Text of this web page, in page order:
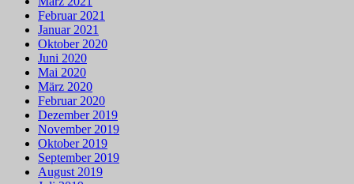
Februar 2021
Januar 2021
Oktober 2020
Juni 2020
Mai 2020
März 2020
Februar 2020
Dezember 2019
November 2019
Oktober 2019
September 2019
August 2019